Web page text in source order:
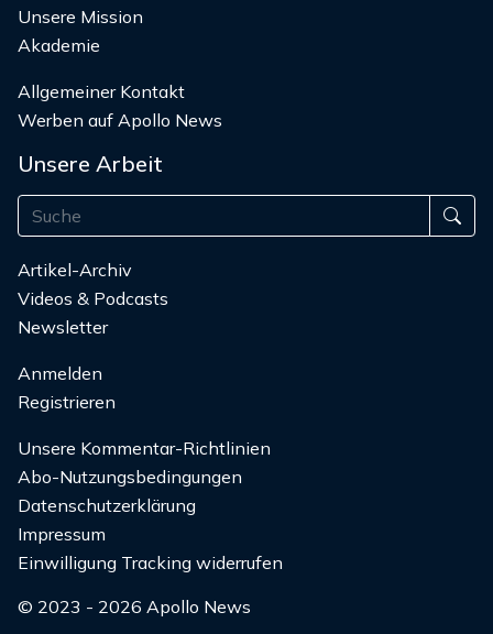
Unsere Mission
Akademie
Allgemeiner Kontakt
Werben auf Apollo News
Unsere Arbeit
Artikel-Archiv
Videos & Podcasts
Newsletter
Anmelden
Registrieren
Unsere Kommentar-Richtlinien
Abo-Nutzungsbedingungen
Datenschutzerklärung
Impressum
Einwilligung Tracking widerrufen
© 2023 - 2026 Apollo News